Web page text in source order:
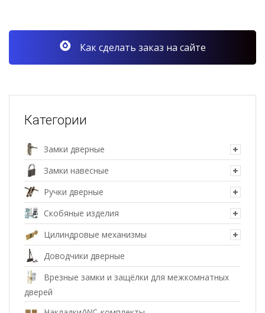
Как сделать заказ на сайте
Категории
Замки дверные
Замки навесные
Ручки дверные
Скобяные изделия
Цилиндровые механизмы
Доводчики дверные
Врезные замки и защёлки для межкомнатных
дверей